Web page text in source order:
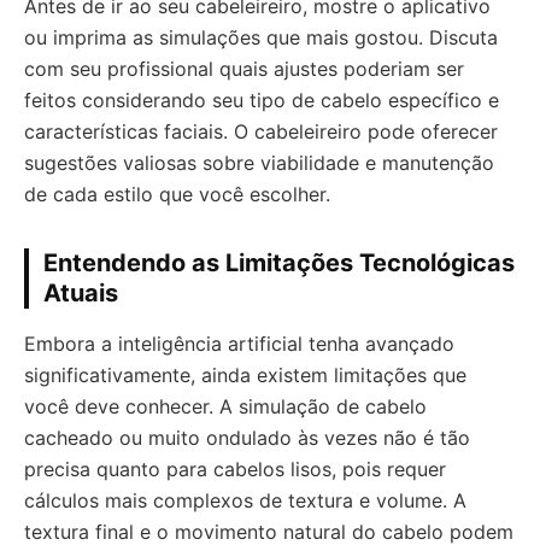
Antes de ir ao seu cabeleireiro, mostre o aplicativo
ou imprima as simulações que mais gostou. Discuta
com seu profissional quais ajustes poderiam ser
feitos considerando seu tipo de cabelo específico e
características faciais. O cabeleireiro pode oferecer
sugestões valiosas sobre viabilidade e manutenção
de cada estilo que você escolher.
Entendendo as Limitações Tecnológicas
Atuais
Embora a inteligência artificial tenha avançado
significativamente, ainda existem limitações que
você deve conhecer. A simulação de cabelo
cacheado ou muito ondulado às vezes não é tão
precisa quanto para cabelos lisos, pois requer
cálculos mais complexos de textura e volume. A
textura final e o movimento natural do cabelo podem